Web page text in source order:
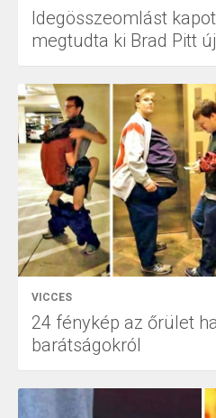
Idegösszeomlást
megtudta ki Brad Pitt
VICCES
24 fénykép az őrület
barátságokról